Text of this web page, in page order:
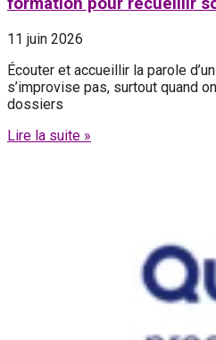
11 juin 2026
Écouter et accueillir la parole
s’improvise pas, surtout quand
dossiers
Lire la suite »